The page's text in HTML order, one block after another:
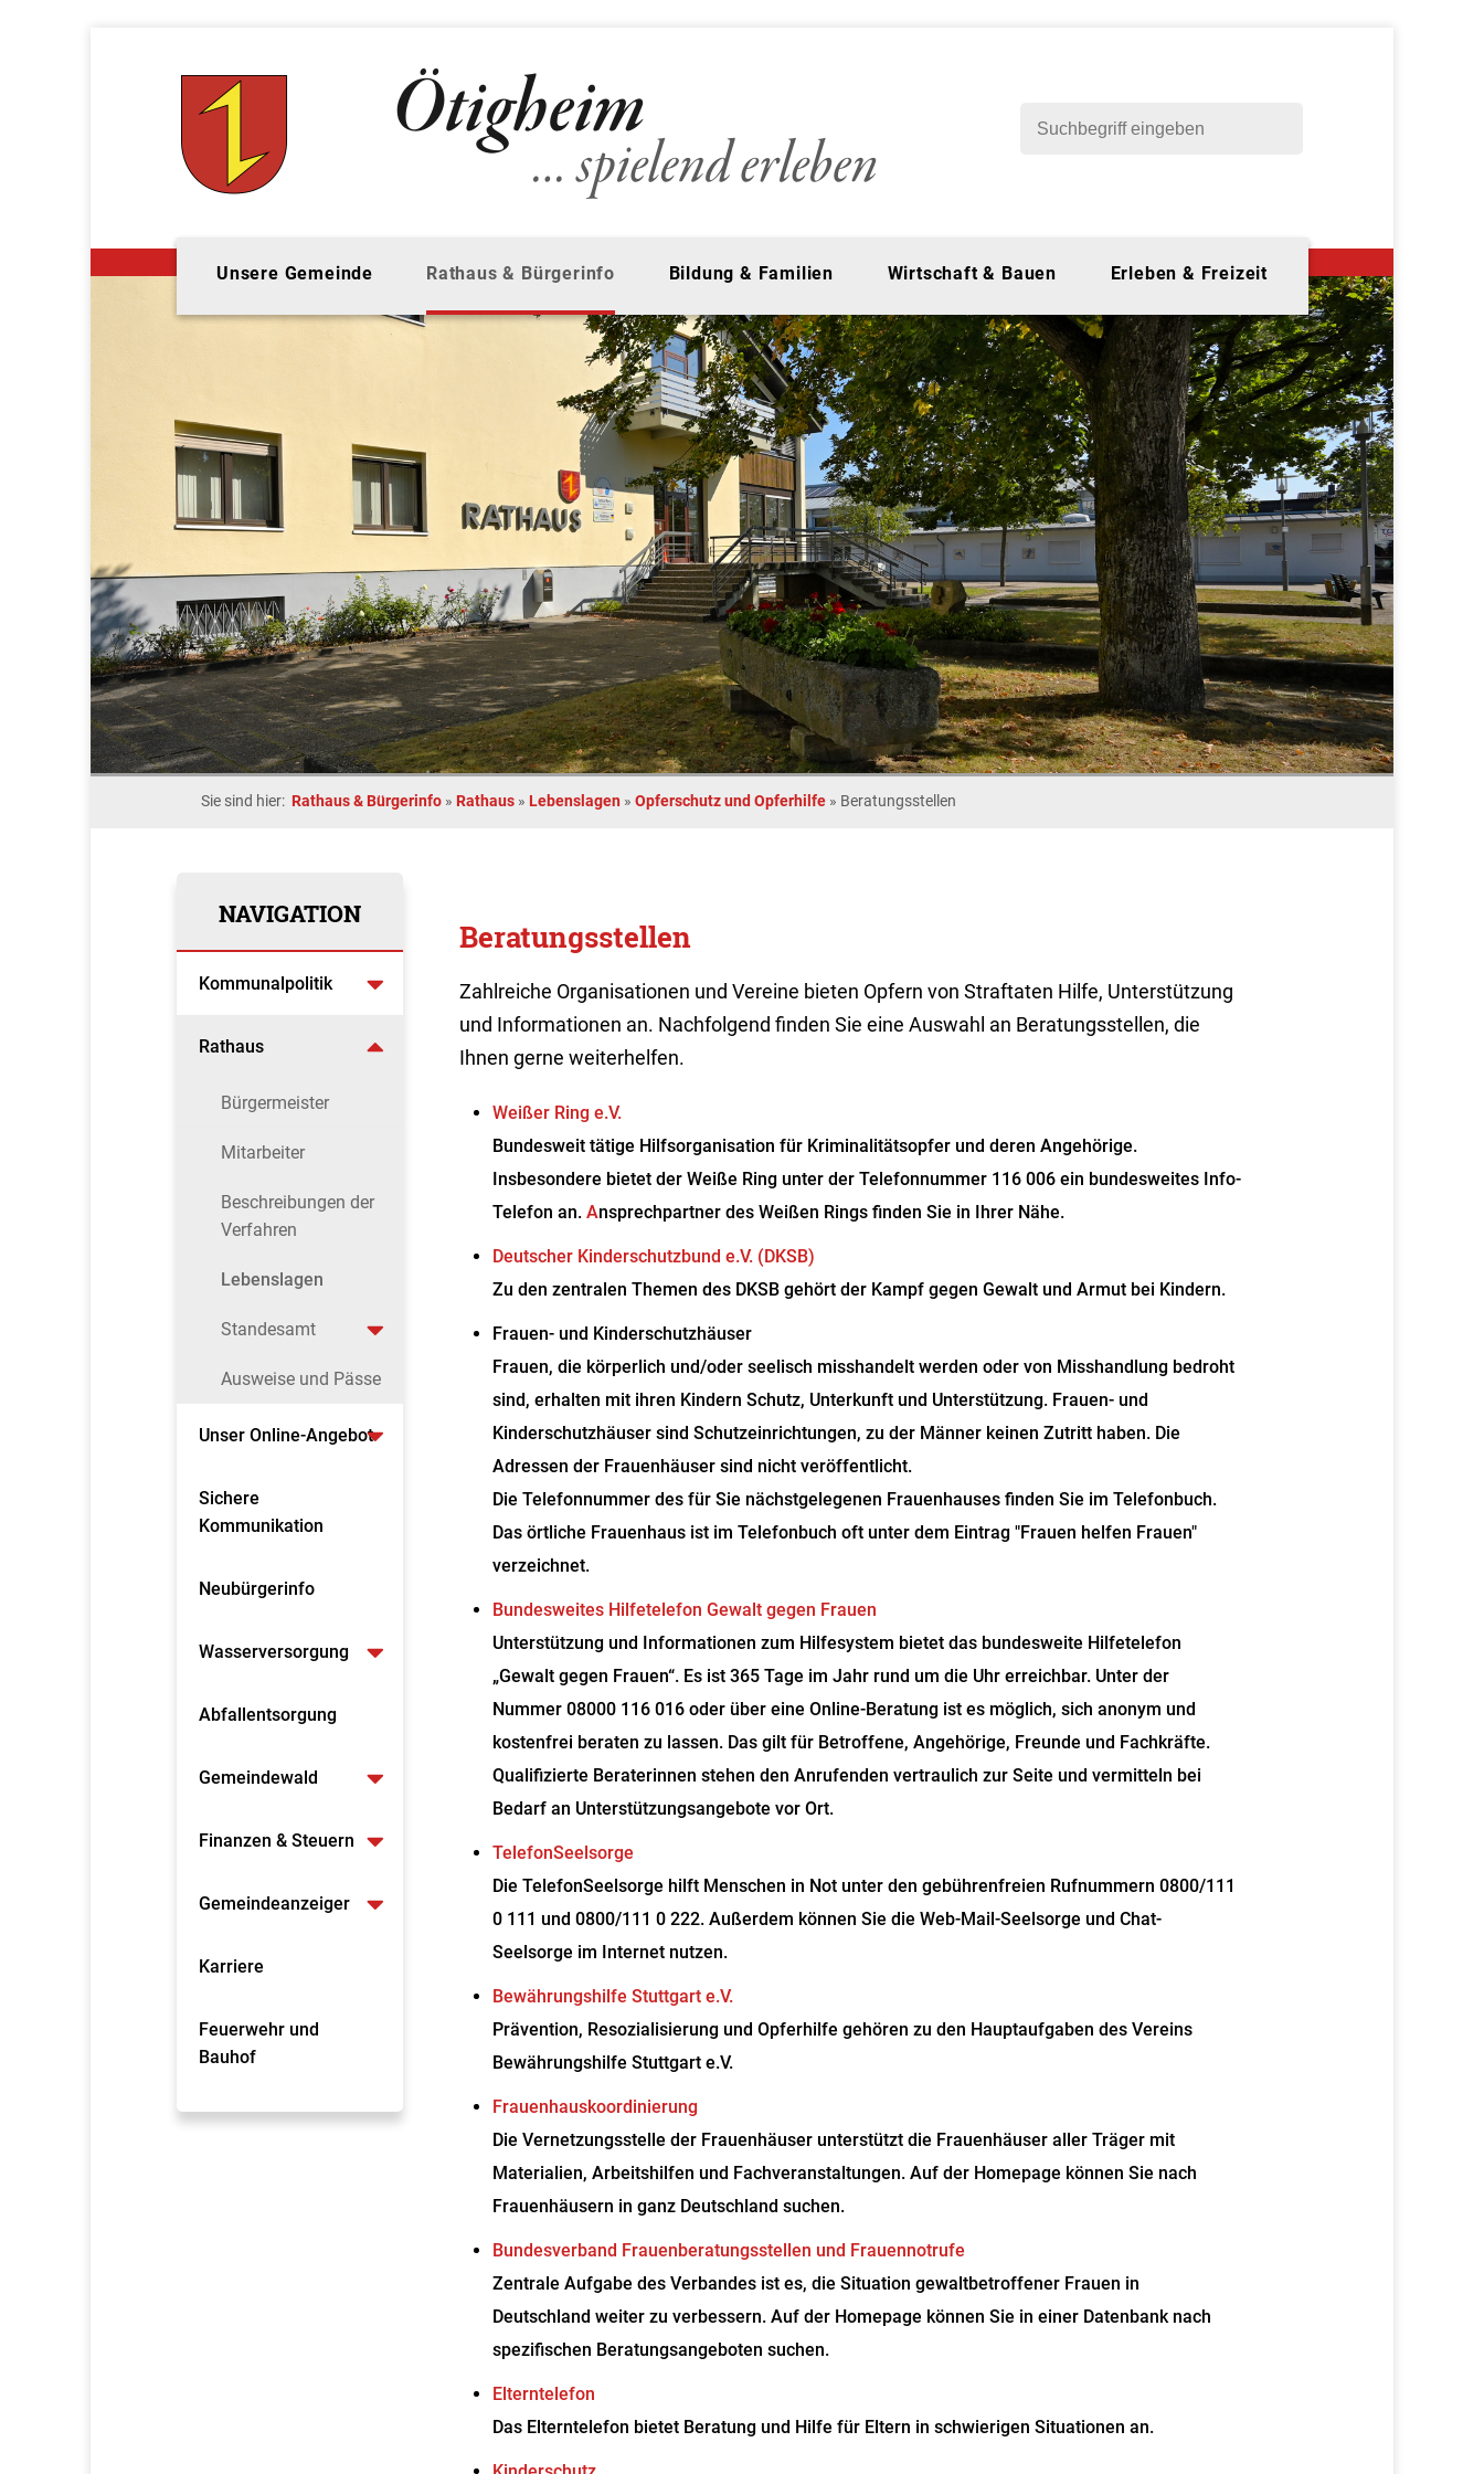
Unsere Gemeinde Rathaus & Bürgerinfo Bildung & Familien Wirtschaft & Bauen Erleben & Freizeit
Sie sind hier: Rathaus & Bürgerinfo » Rathaus » Lebenslagen » Opferschutz und Opferhilfe » Beratungsstellen
NAVIGATION
Kommunalpolitik
Rathaus
Bürgermeister
Mitarbeiter
Beschreibungen der
Verfahren
Lebenslagen
Standesamt
Ausweise und Pässe
Unser Online-Angebot
Sichere
Kommunikation
Neubürgerinfo
Wasserversorgung
Abfallentsorgung
Gemeindewald
Finanzen & Steuern
Gemeindeanzeiger
Karriere
Feuerwehr und
Bauhof
Beratungsstellen
Zahlreiche Organisationen und Vereine bieten Opfern von Straftaten Hilfe, Unterstützung
und Informationen an. Nachfolgend finden Sie eine Auswahl an Beratungsstellen, die
Ihnen gerne weiterhelfen.
Weißer Ring e.V.
Bundesweit tätige Hilfsorganisation für Kriminalitätsopfer und deren Angehörige.
Insbesondere bietet der Weiße Ring unter der Telefonnummer 116 006 ein bundesweites Info-
Telefon an. Ansprechpartner des Weißen Rings finden Sie in Ihrer Nähe.
Deutscher Kinderschutzbund e.V. (DKSB)
Zu den zentralen Themen des DKSB gehört der Kampf gegen Gewalt und Armut bei Kindern.
Frauen- und Kinderschutzhäuser
Frauen, die körperlich und/oder seelisch misshandelt werden oder von Misshandlung bedroht
sind, erhalten mit ihren Kindern Schutz, Unterkunft und Unterstützung. Frauen- und
Kinderschutzhäuser sind Schutzeinrichtungen, zu der Männer keinen Zutritt haben. Die
Adressen der Frauenhäuser sind nicht veröffentlicht.
Die Telefonnummer des für Sie nächstgelegenen Frauenhauses finden Sie im Telefonbuch.
Das örtliche Frauenhaus ist im Telefonbuch oft unter dem Eintrag "Frauen helfen Frauen"
verzeichnet.
Bundesweites Hilfetelefon Gewalt gegen Frauen
Unterstützung und Informationen zum Hilfesystem bietet das bundesweite Hilfetelefon
„Gewalt gegen Frauen“. Es ist 365 Tage im Jahr rund um die Uhr erreichbar. Unter der
Nummer 08000 116 016oder über eine Online-Beratung ist es möglich, sich anonym und
kostenfrei beraten zu lassen. Das gilt für Betroffene, Angehörige, Freunde und Fachkräfte.
Qualifizierte Beraterinnen stehen den Anrufenden vertraulich zur Seite und vermitteln bei
Bedarf an Unterstützungsangebote vor Ort.
TelefonSeelsorge
Die TelefonSeelsorge hilft Menschen in Not unter den gebührenfreien Rufnummern 0800/111
0 111 und 0800/111 0 222. Außerdem können Sie die Web-Mail-Seelsorge und Chat-
Seelsorge im Internet nutzen.
Bewährungshilfe Stuttgart e.V.
Prävention, Resozialisierung und Opferhilfe gehören zu den Hauptaufgaben des Vereins
Bewährungshilfe Stuttgart e.V.
Frauenhauskoordinierung
Die Vernetzungsstelle der Frauenhäuser unterstützt die Frauenhäuser aller Träger mit
Materialien, Arbeitshilfen und Fachveranstaltungen. Auf der Homepage können Sie nach
Frauenhäusern in ganz Deutschland suchen.
Bundesverband Frauenberatungsstellen und Frauennotrufe
Zentrale Aufgabe des Verbandes ist es, die Situation gewaltbetroffener Frauen in
Deutschland weiter zu verbessern. Auf der Homepage können Sie in einer Datenbank nach
spezifischen Beratungsangeboten suchen.
Elterntelefon
Das Elterntelefon bietet Beratung und Hilfe für Eltern in schwierigen Situationen an.